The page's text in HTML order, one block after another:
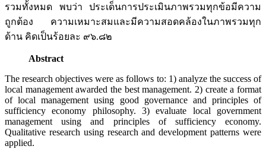
รวมทั้งหมด พบว่า ประเด็นการประเมินภาพรวมทุกข้อมีความ
ถูกต้อง ความเหมาะสมและมีความสอดคล้องในภาพรวมทุก
ด้าน คิดเป็นร้อยละ ๙๖.๘๒
Abstract
The research objectives were as follows to: 1) analyze the success of
local management awarded the best management. 2) create a format
of local management using good governance and principles of
sufficiency economy philosophy. 3) evaluate local government
management using and principles of sufficiency economy.
Qualitative research using research and development patterns were
applied.